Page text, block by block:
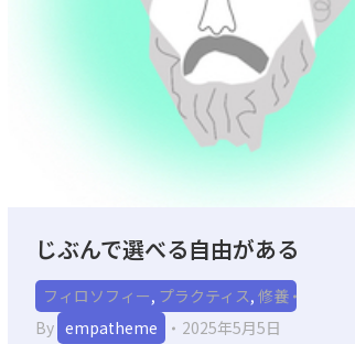
じぶんで選べる自由がある
フィロソフィー, プラクティス, 修養
By empatheme 2025年5月5日